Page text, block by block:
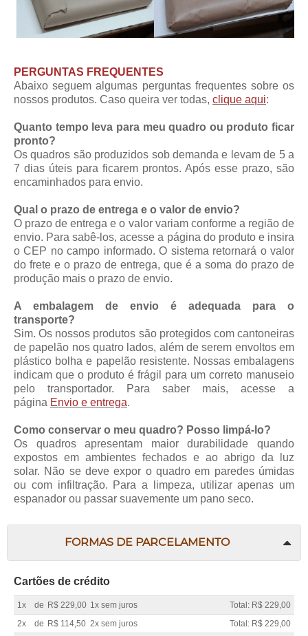
PERGUNTAS FREQUENTES
Abaixo seguem algumas perguntas frequentes sobre os
nossos produtos. Caso queira ver todas, clique aqui:
Quanto tempo leva para meu quadro ou produto ficar
pronto?
Os quadros são produzidos sob demanda e levam de 5 a
7 dias úteis para ficarem prontos. Após esse prazo, são
encaminhados para envio.
Qual o prazo de entrega e o valor de envio?
O prazo de entrega e o valor variam conforme a região de
envio. Para sabê-los, acesse a página do produto e insira
o CEP no campo informado. O sistema retornará o valor
do frete e o prazo de entrega, que é a soma do prazo de
produção mais o prazo de envio.
A embalagem de envio é adequada para o
transporte?
Sim. Os nossos produtos são protegidos com cantoneiras
de papelão nos quatro lados, além de serem envoltos em
plástico bolha e papelão resistente. Nossas embalagens
indicam que o produto é frágil para um correto manuseio
pelo transportador. Para saber mais, acesse a
página Envio e entrega.
Como conservar o meu quadro? Posso limpá-lo?
Os quadros apresentam maior durabilidade quando
expostos em ambientes fechados e ao abrigo da luz
solar. Não se deve expor o quadro em paredes úmidas
ou com infiltração. Para a limpeza, utilizar apenas um
espanador ou passar suavemente um pano seco.
FORMAS DE PARCELAMENTO
Cartões de crédito
1x de R$ 229,00 1x sem juros
Total: R$ 229,00
2x
de R$ 114,50 2x sem juros
Total: R$ 229,00